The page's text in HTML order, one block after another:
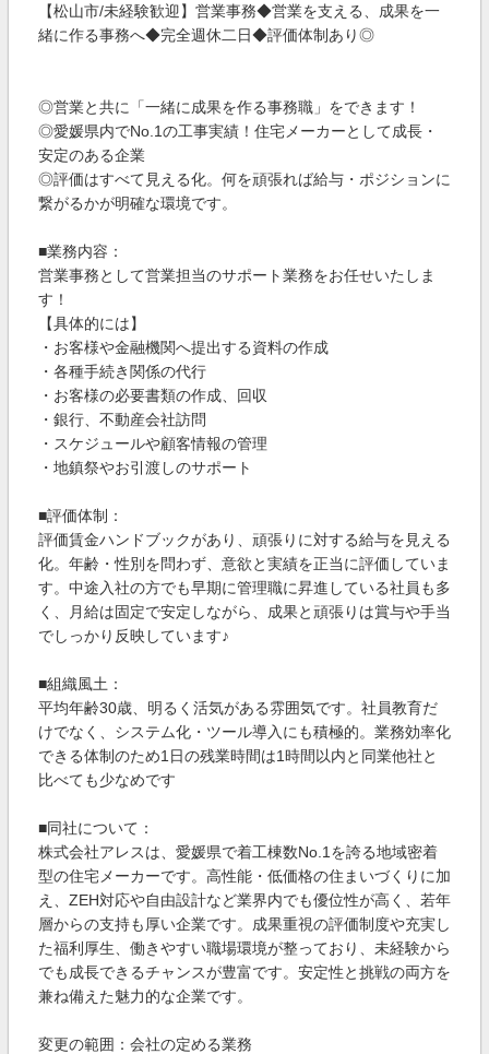
【松山市/未経験歓迎】営業事務◆営業を支える、成果を一
緒に作る事務へ◆完全週休二日◆評価体制あり◎
◎営業と共に「一緒に成果を作る事務職」をできます！
◎愛媛県内でNo.1の工事実績！住宅メーカーとして成長・
安定のある企業
◎評価はすべて見える化。何を頑張れば給与・ポジションに
繋がるかが明確な環境です。
■業務内容：
営業事務として営業担当のサポート業務をお任せいたしま
す！
【具体的には】
・お客様や金融機関へ提出する資料の作成
・各種手続き関係の代行
・お客様の必要書類の作成、回収
・銀行、不動産会社訪問
・スケジュールや顧客情報の管理
・地鎮祭やお引渡しのサポート
■評価体制：
評価賃金ハンドブックがあり、頑張りに対する給与を見える
化。年齢・性別を問わず、意欲と実績を正当に評価していま
す。中途入社の方でも早期に管理職に昇進している社員も多
く、月給は固定で安定しながら、成果と頑張りは賞与や手当
でしっかり反映しています♪
■組織風土：
平均年齢30歳、明るく活気がある雰囲気です。社員教育だ
けでなく、システム化・ツール導入にも積極的。業務効率化
できる体制のため1日の残業時間は1時間以内と同業他社と
比べても少なめです
■同社について：
株式会社アレスは、愛媛県で着工棟数No.1を誇る地域密着
型の住宅メーカーです。高性能・低価格の住まいづくりに加
え、ZEH対応や自由設計など業界内でも優位性が高く、若年
層からの支持も厚い企業です。成果重視の評価制度や充実し
た福利厚生、働きやすい職場環境が整っており、未経験から
でも成長できるチャンスが豊富です。安定性と挑戦の両方を
兼ね備えた魅力的な企業です。
変更の範囲：会社の定める業務